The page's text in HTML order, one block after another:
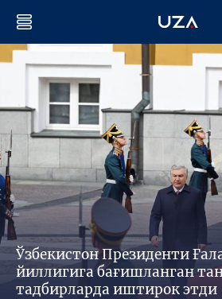
Ўзбекистон Президенти
йиллигига бағишланган
тадбирларда иштирок этди